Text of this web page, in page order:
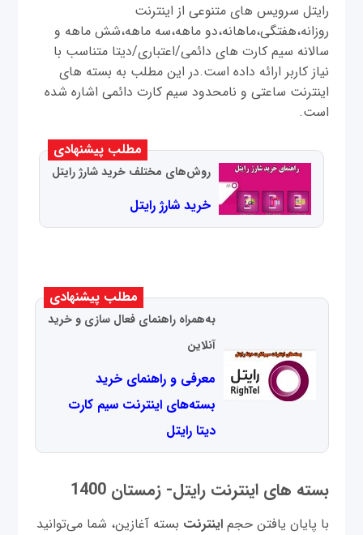
رایتل سرویس های متنوعی از اینترنت
روزانه،هفتگی،ماهانه،دو ماهه،سه ماهه،شش ماهه و
سالانه سیم کارت های دائمی/اعتباری/دیتا متناسب با
نیاز کاربر ارائه داده است.در این مطلب به بسته های
اینترنت ساعتی و نامحدود سیم کارت دائمی اشاره شده
است.
مطلب پیشنهادی
روش‌های مختلف خرید شارژ رایتل
خرید شارژ رایتل
مطلب پیشنهادی
به‌همراه راهنمای فعال سازی و خرید
آنلاین
معرفی و راهنمای خرید
بسته‌های اینترنت سیم کارت
دیتا رایتل
بسته های اینترنت رایتل- زمستان 1400
با پایان یافتن حجم اینترنت بسته آغازین، شما می‌توانید